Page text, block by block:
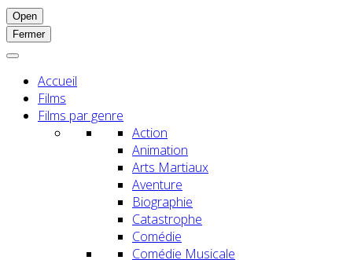
Open
Fermer
Accueil
Films
Films par genre
Action
Animation
Arts Martiaux
Aventure
Biographie
Catastrophe
Comédie
Comédie Musicale